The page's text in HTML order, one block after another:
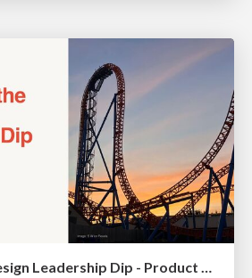
Navigating the Design Leadership Dip - Product Design Week Design Leaders+ Conference 2024